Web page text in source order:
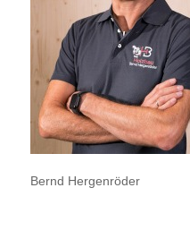
Bernd Hergenröder